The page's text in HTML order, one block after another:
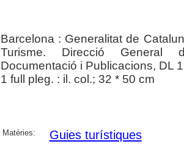
Barcelona : Generalitat de
Turisme. Direcció General
Documentació i Publicacions, DL
1 full pleg. : il. col.; 32 * 50 cm
Matèries: Guies turístiques